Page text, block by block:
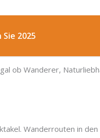
2025
ob Wanderer,
Wanderrouten in